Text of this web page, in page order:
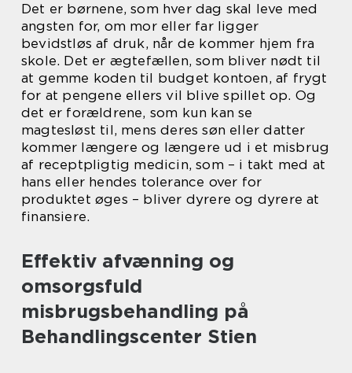
Det er børnene, som hver dag skal leve med
angsten for, om mor eller far ligger
bevidstløs af druk, når de kommer hjem fra
skole. Det er ægtefællen, som bliver nødt til
at gemme koden til budget kontoen, af frygt
for at pengene ellers vil blive spillet op. Og
det er forældrene, som kun kan se
magtesløst til, mens deres søn eller datter
kommer længere og længere ud i et misbrug
af receptpligtig medicin, som – i takt med at
hans eller hendes tolerance over for
produktet øges – bliver dyrere og dyrere at
finansiere.
Effektiv afvænning og
omsorgsfuld
misbrugsbehandling på
Behandlingscenter Stien